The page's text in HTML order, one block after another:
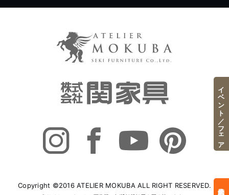
Copyright ©2016 ATELIER MOKUBA ALL RIGHT RESERVED.
イベント／フェア